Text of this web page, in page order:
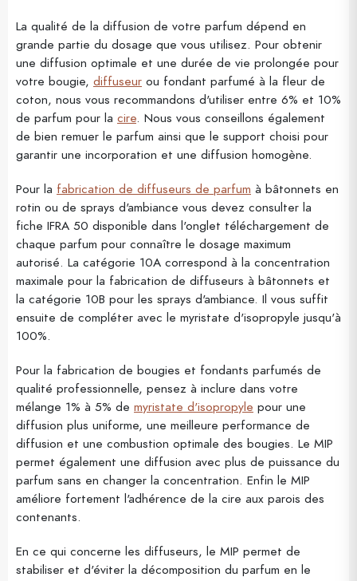
La qualité de la diffusion de votre parfum dépend en
grande partie du dosage que vous utilisez. Pour obtenir
une diffusion optimale et une durée de vie prolongée pour
votre bougie, diffuseur ou fondant parfumé à la fleur de
coton, nous vous recommandons d'utiliser entre 6% et 10%
de parfum pour la cire. Nous vous conseillons également
de bien remuer le parfum ainsi que le support choisi pour
garantir une incorporation et une diffusion homogène.
Pour la fabrication de diffuseurs de parfum à bâtonnets en
rotin ou de sprays d'ambiance vous devez consulter la
fiche IFRA 50 disponible dans l'onglet téléchargement de
chaque parfum pour connaître le dosage maximum
autorisé. La catégorie 10A correspond à la concentration
maximale pour la fabrication de diffuseurs à bâtonnets et
la catégorie 10B pour les sprays d'ambiance. Il vous suffit
ensuite de compléter avec le myristate d'isopropyle jusqu'à
100%.
Pour la fabrication de bougies et fondants parfumés de
qualité professionnelle, pensez à inclure dans votre
mélange 1% à 5% de myristate d'isopropyle pour une
diffusion plus uniforme, une meilleure performance de
diffusion et une combustion optimale des bougies. Le MIP
permet également une diffusion avec plus de puissance du
parfum sans en changer la concentration. Enfin le MIP
améliore fortement l'adhérence de la cire aux parois des
contenants.
En ce qui concerne les diffuseurs, le MIP permet de
stabiliser et d'éviter la décomposition du parfum en le